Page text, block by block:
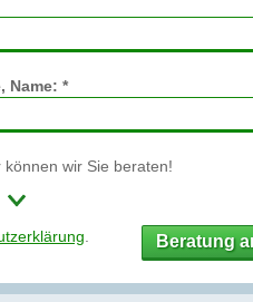
Name: *
wir Sie beraten!
Beratung